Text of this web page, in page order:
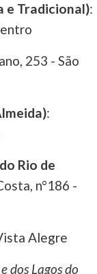
e Tradicional):
253 - São
:
Rio de
n°186 -
Alegre
dos Lagos do